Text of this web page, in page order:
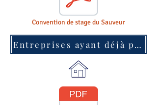
Convention de stage du Sauveur
Entreprises ayant déjà pris des stagiaires